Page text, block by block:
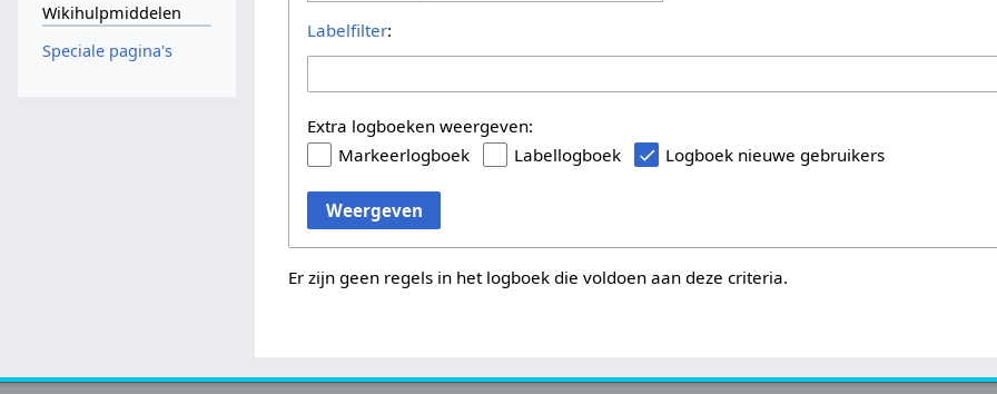
Labelfilter:
Extra logboeken weergeven:
Markeerlogboek
Labellogboek Logboek nieuwe gebruikers
Weergeven
Er zijn geen regels in het logboek die voldoen aan deze criteria.
Wikihulpmiddelen
Speciale pagina's